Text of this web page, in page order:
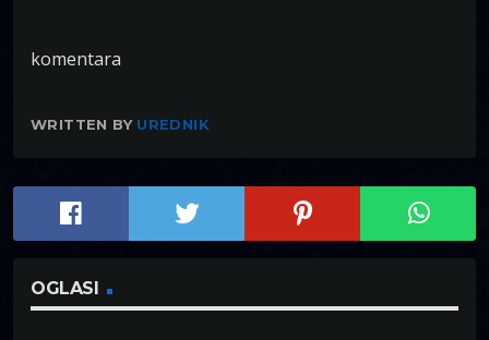
komentara
WRITTEN BY UREDNIK
OGLASI